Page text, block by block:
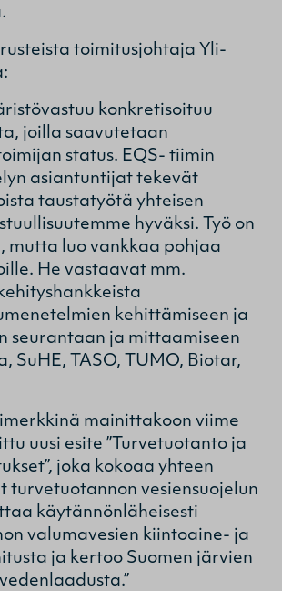
toimitusjohtaja Yli-
konkretisoituu
joilla saavutetaan
status. EQS- tiimin
asiantuntijat tekevät
taustatyötä yhteisen
hyväksi. Työ on
mutta luo vankkaa pohjaa
He vastaavat mm.
kehittämiseen ja
seurantaan ja mittaamiseen
SuHE, TASO, TUMO, Biotar,
mainittakoon viime
uusi esite ”Turvetuotanto ja
joka kokoaa yhteen
turvetuotannon vesiensuojelun
käytännönläheisesti
valumavesien kiintoaine- ja
ja kertoo Suomen järvien